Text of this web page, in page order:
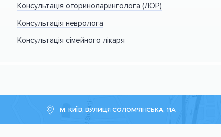
Консультація оториноларинголога (ЛОР)
Консультація невролога
Консультація сімейного лікаря
М. КИЇВ, ВУЛИЦЯ СОЛОМ'ЯНСЬКА, 11А